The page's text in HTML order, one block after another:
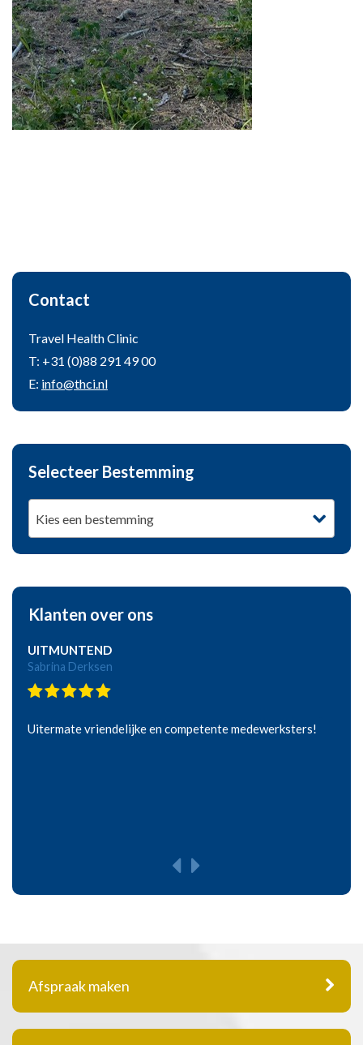
Contact
Travel Health Clinic
T: +31 (0)88 291 49 00
E: info@thci.nl
Selecteer Bestemming
Kies een bestemming
Klanten over ons
UITMUNTEND
Sabrina Derksen
Uitermate vriendelijke en competente medewerksters!
Afspraak maken